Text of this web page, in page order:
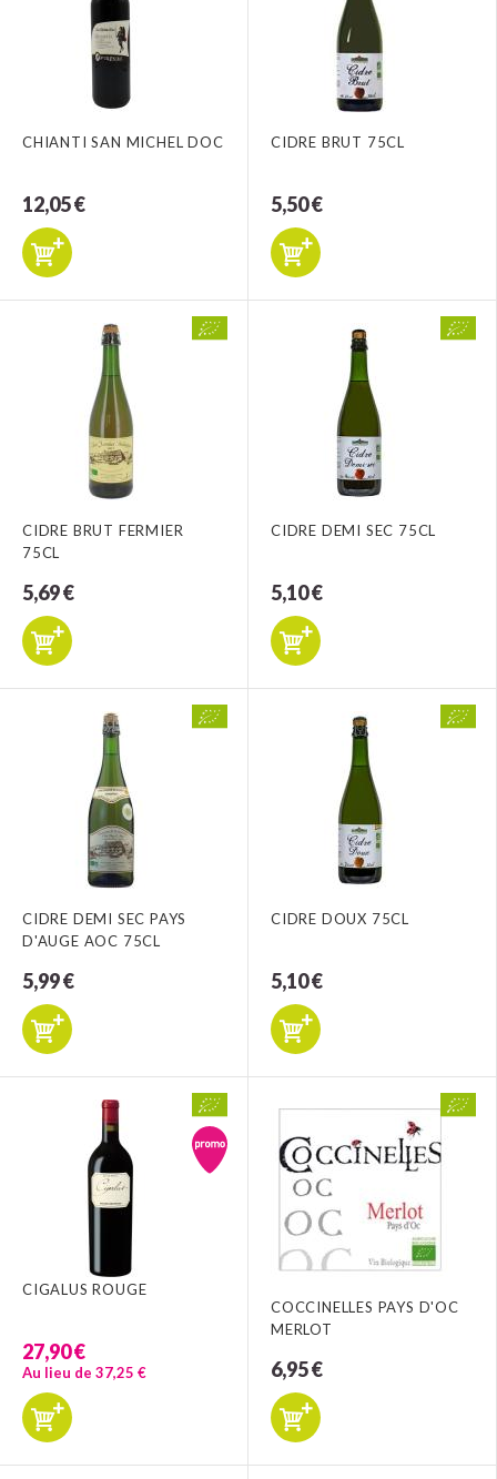
CHIANTI SAN MICHEL DOC
12,05 €
CIDRE BRUT 75CL
5,50 €
CIDRE BRUT FERMIER
75CL
5,69 €
CIDRE DEMI SEC 75CL
5,10 €
CIDRE DEMI SEC PAYS
D'AUGE AOC 75CL
5,99 €
CIDRE DOUX 75CL
5,10 €
CIGALUS ROUGE
27,90 €
Au lieu de 37,25 €
COCCINELLES PAYS D'OC
MERLOT
6,95 €